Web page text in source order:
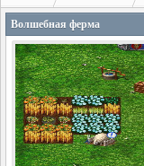
Волшебная ферма